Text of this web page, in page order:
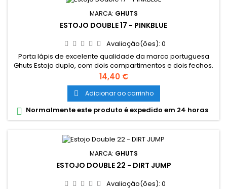
MARCA: GHUTS
ESTOJO DOUBLE 17 - PINKBLUE
Avaliação(ões): 0
Porta lápis de excelente qualidade da marca portuguesa
Ghuts Estojo duplo, com dois compartimentos e dois fechos.
Dimensões: 20,5 x 9,5 x 8 cm Características: Polyester 600D;
Fechos e cursor certificados YKK
Preço
14,40 €
 Adicionar ao carrinho
 Normalmente este produto é expedido em 24 horas
MARCA: GHUTS
ESTOJO DOUBLE 22 - DIRT JUMP
Avaliação(ões): 0